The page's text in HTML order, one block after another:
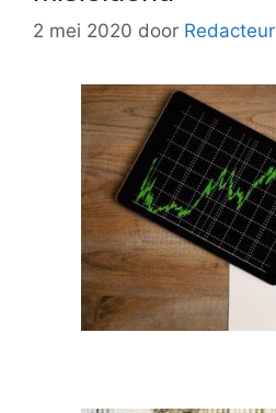
2 mei 2020 door Redacteur